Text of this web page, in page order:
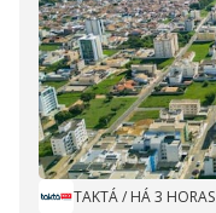
TAKTÁ/ HÁ 3 HORAS